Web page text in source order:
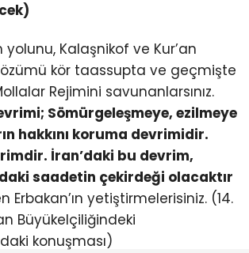
yolunu, Kalaşnikof ve Kur’an
kör taassupta ve geçmişte
Rejimini savunanlarsınız.
Sömürgeleşmeye, ezilmeye
hakkını koruma devrimidir.
İran’daki bu devrim,
saadetin çekirdeği olacaktır
Erbakan’ın yetiştirmelerisiniz. (14.
Büyükelçiliğindeki
konuşması)